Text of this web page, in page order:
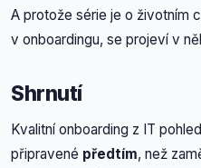
A protože série je o životním
v onboardingu, se projeví v
Shrnutí
Kvalitní onboarding z IT
připravené předtím, než